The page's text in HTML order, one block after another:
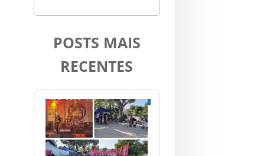
POSTS MAIS
RECENTES